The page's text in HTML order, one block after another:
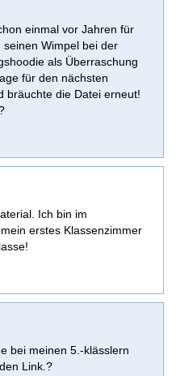
einmal vor Jahren für
Wimpel bei der
als Überraschung
für den nächsten
bräuchte die Datei erneut!
Ich bin im
erstes Klassenzimmer
bei meinen 5.-klässlern
Link.?